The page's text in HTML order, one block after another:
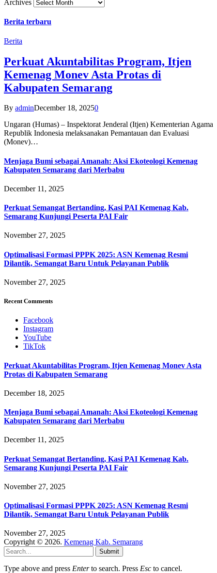
Archives
Berita terbaru
Berita
Perkuat Akuntabilitas Program, Itjen
Kemenag Monev Asta Protas di
Kabupaten Semarang
By adminDecember 18, 20250
Ungaran (Humas) – Inspektorat Jenderal (Itjen) Kementerian Agama
Republik Indonesia melaksanakan Pemantauan dan Evaluasi
(Monev)…
Menjaga Bumi sebagai Amanah: Aksi Ekoteologi Kemenag
Kabupaten Semarang dari Merbabu
December 11, 2025
Perkuat Semangat Bertanding, Kasi PAI Kemenag Kab.
Semarang Kunjungi Peserta PAI Fair
November 27, 2025
Optimalisasi Formasi PPPK 2025: ASN Kemenag Resmi
Dilantik, Semangat Baru Untuk Pelayanan Publik
November 27, 2025
Recent Comments
Facebook
Instagram
YouTube
TikTok
Perkuat Akuntabilitas Program, Itjen Kemenag Monev Asta
Protas di Kabupaten Semarang
December 18, 2025
Menjaga Bumi sebagai Amanah: Aksi Ekoteologi Kemenag
Kabupaten Semarang dari Merbabu
December 11, 2025
Perkuat Semangat Bertanding, Kasi PAI Kemenag Kab.
Semarang Kunjungi Peserta PAI Fair
November 27, 2025
Optimalisasi Formasi PPPK 2025: ASN Kemenag Resmi
Dilantik, Semangat Baru Untuk Pelayanan Publik
November 27, 2025
Copyright © 2026. Kemenag Kab. Semarang
Submit
Type above and press Enterto search. Press Esc to cancel.